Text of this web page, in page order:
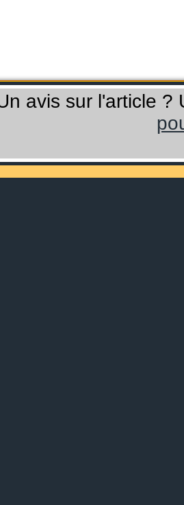
avis sur l'article